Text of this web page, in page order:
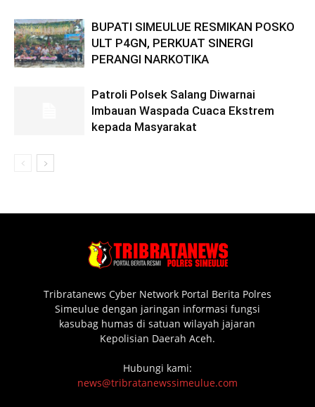
BUPATI SIMEULUE RESMIKAN POSKO
ULT P4GN, PERKUAT SINERGI
PERANGI NARKOTIKA
Patroli Polsek Salang Diwarnai
Imbauan Waspada Cuaca Ekstrem
kepada Masyarakat
Tribratanews Cyber Network Portal Berita Polres
Simeulue dengan jaringan informasi fungsi
kasubag humas di satuan wilayah jajaran
Kepolisian Daerah Aceh.
Hubungi kami:
news@tribratanewssimeulue.com